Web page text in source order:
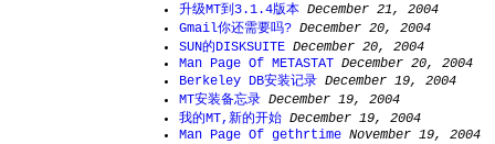
升级MT到3.1.4版本 December 21, 2004
Gmail你还需要吗? December 20, 2004
SUN的DISKSUITE December 20, 2004
Man Page Of METASTAT December 20, 2004
Berkeley DB安装记录 December 19, 2004
MT安装备忘录 December 19, 2004
我的MT,新的开始 December 19, 2004
Man Page Of gethrtime November 19, 2004